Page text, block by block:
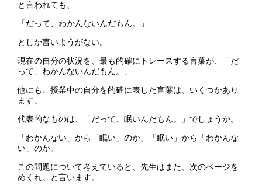
と言われても、
「だって、わかんないんだもん。」
としか言いようがない。
現在の自分の状況を、最も的確にトレースする言葉が、「だ
って、わかんないんだもん。」
他にも、授業中の自分を的確に表した言葉は、いくつかあり
ます。
代表的なものは、「だって、眠いんだもん。」でしょうか。
「わかんない」から「眠い」のか、「眠い」から「わかんな
い」のか。
この問題について考えていると、先生はまた、次のページを
めくれ。と言います。